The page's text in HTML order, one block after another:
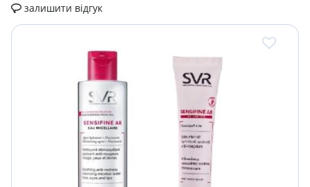
залишити відгук